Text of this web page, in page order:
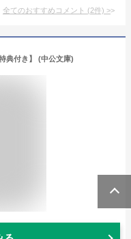
全てのおすすめコメント (2件) >
典付き】 (中公文庫)